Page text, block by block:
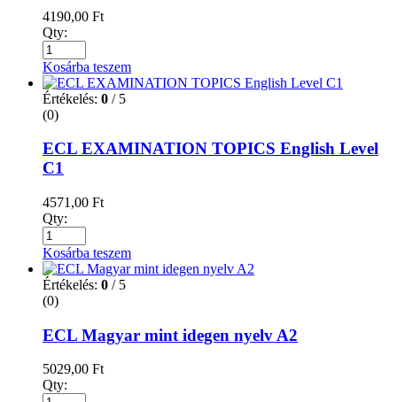
4190,00 Ft
Qty:
Kosárba teszem
Értékelés: 0 / 5
(0)
ECL EXAMINATION TOPICS English Level
C1
4571,00 Ft
Qty:
Kosárba teszem
Értékelés: 0 / 5
(0)
ECL Magyar mint idegen nyelv A2
5029,00 Ft
Qty: